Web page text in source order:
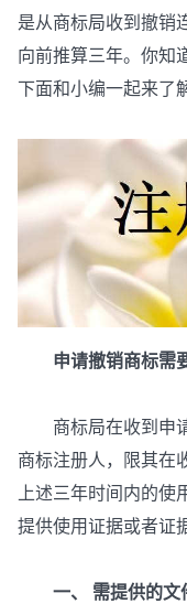
是从商标局收到撤销
向前推算三年。你知
下面和小编一起来了
申请撤销商标需
商标局在收到申请
商标注册人，限其在
上述三年时间内的
提供使用证据或者证
一、 需提供的文